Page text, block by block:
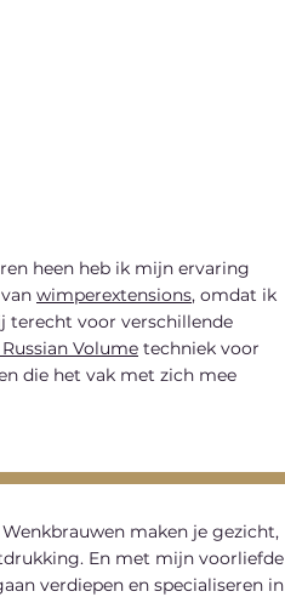
heen heb ik mijn ervaring
wimperextensions, omdat ik
terecht voor verschillende
Russian Volume techniek voor
die het vak met zich mee
maken je gezicht,
​​En met mijn voorliefde
verdiepen en specialiseren in